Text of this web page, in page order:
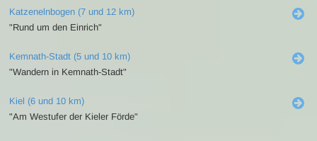
Katzenelnbogen (7 und 12 km)
"Rund um den Einrich"
Kemnath-Stadt (5 und 10 km)
"Wandern in Kemnath-Stadt"
Kiel (6 und 10 km)
"Am Westufer der Kieler Förde"